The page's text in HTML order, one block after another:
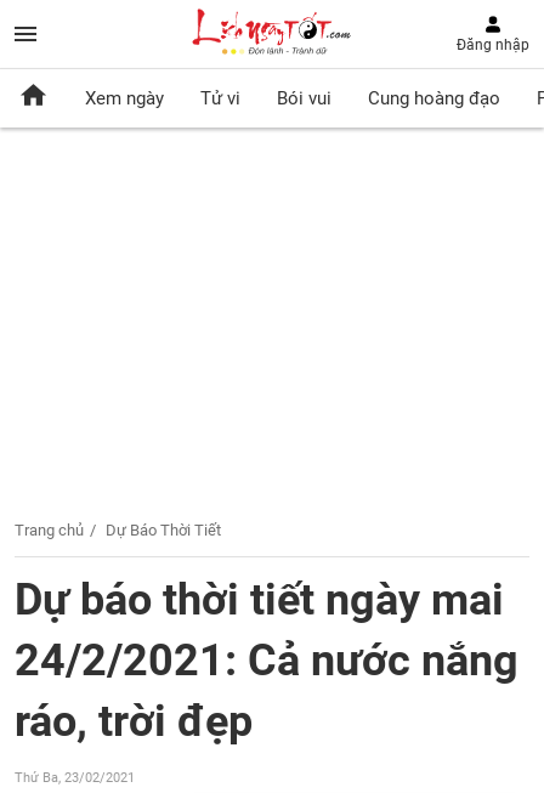
Đăng nhập
Xem ngày Tử vi Bói vui Cung hoàng đạo
Trang chủ Dự Báo Thời Tiết
Dự báo thời tiết ngày mai
24/2/2021: Cả nước nắng
ráo, trời đẹp
Thứ Ba, 23/02/2021